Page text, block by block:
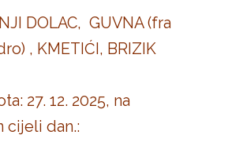
DOLAC, GUVNA (fra
, KMETIĆI, BRIZIK
27. 12. 2025, na
cijeli dan.: